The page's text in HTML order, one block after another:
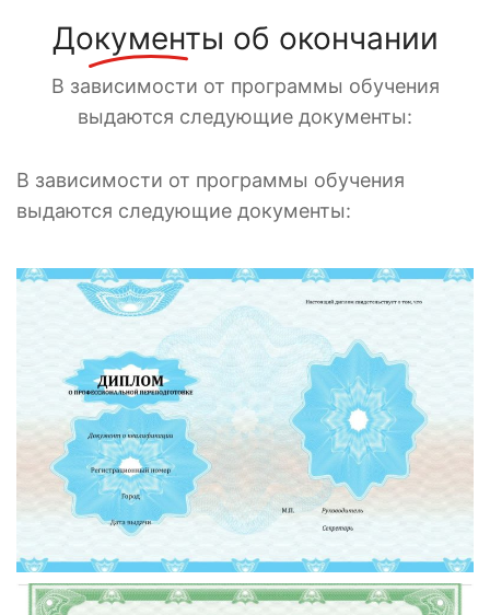
Документы об окончании
В зависимости от программы обучения
выдаются следующие документы:
В зависимости от программы обучения
выдаются следующие документы: